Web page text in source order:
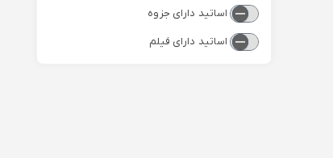
اساتید دارای جزوه
اساتید دارای فیلم